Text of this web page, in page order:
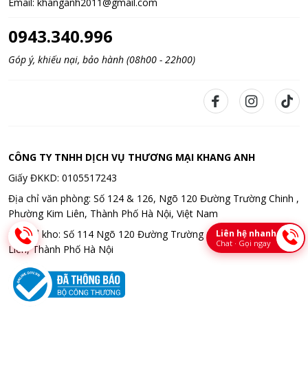
0943.340.996
Góp ý, khiếu nại, bảo hành (08h00 - 22h00)
CÔNG TY TNHH DỊCH VỤ THƯƠNG MẠI KHANG ANH
Giấy ĐKKD: 0105517243
Địa chỉ văn phòng: Số 124 & 126, Ngõ 120 Đường Trường Chinh ,
Phường Kim Liên, Thành Phố Hà Nội, Việt Nam
Địa chỉ kho: Số 114 Ngõ 120 Đường Trường Chinh , Phường Kim
Liên, Thành Phố Hà Nội
Liên hệ nhanh
Chat · Gọi ngay